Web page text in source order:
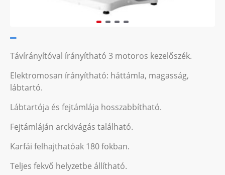
Távírányítóval írányítható 3 motoros kezelőszék.
Elektromosan írányítható: háttámla, magasság,
lábtartó.
Lábtartója és fejtámlája hosszabbítható.
Fejtámláján arckivágás található.
Karfái felhajthatóak 180 fokban.
Teljes fekvő helyzetbe állítható.